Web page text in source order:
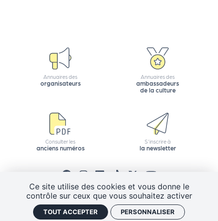
Ce site utilise des cookies et vous donne le
contrôle sur ceux que vous souhaitez activer
TOUT ACCEPTER PERSONNALISER
Annuaires des
organisateurs
Annuaires des
ambassadeurs
de la culture
Consulter les
anciens numéros
S'inscrire à
la newsletter
CGV Mentions légales
Plan de site
Politique de confidentialité
Gestion des cookies
o
p
u
v
è
n
e